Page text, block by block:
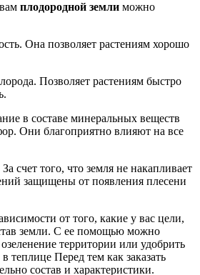
плодородной земли можно
Она позволяет растениям хорошо
Позволяет растениям быстро
в составе минеральных веществ
Они благоприятно влияют на все
счет того, что земля не накапливает
защищены от появления плесени
от того, какие у вас цели,
земли. С ее помощью можно
территории или удобрить
Перед тем как заказать
состав и характеристики.